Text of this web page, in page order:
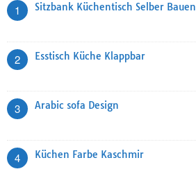
1 Sitzbank Küchentisch Selber Bauen
2 Esstisch Küche Klappbar
3 Arabic sofa Design
4 Küchen Farbe Kaschmir